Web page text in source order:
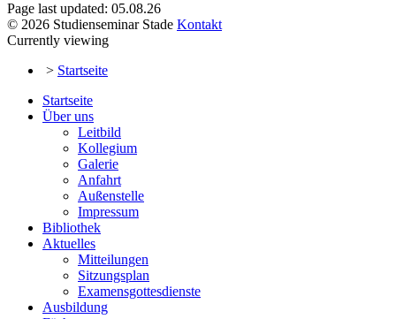
Page last updated: 05.08.26
© 2026 Studienseminar Stade Kontakt
Currently viewing
> Startseite
Startseite
Über uns
Leitbild
Kollegium
Galerie
Anfahrt
Außenstelle
Impressum
Bibliothek
Aktuelles
Mitteilungen
Sitzungsplan
Examensgottesdienste
Ausbildung